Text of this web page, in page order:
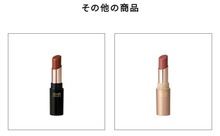
その他の商品